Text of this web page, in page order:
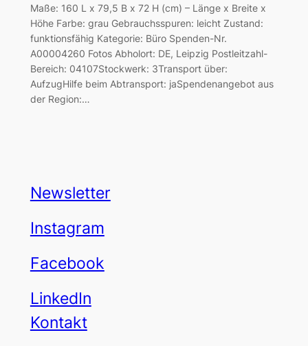
Maße: 160 L x 79,5 B x 72 H (cm) – Länge x Breite x
Höhe Farbe: grau Gebrauchsspuren: leicht Zustand:
funktionsfähig Kategorie: Büro Spenden-Nr.
A00004260 Fotos Abholort: DE, Leipzig Postleitzahl-
Bereich: 04107Stockwerk: 3Transport über:
AufzugHilfe beim Abtransport: jaSpendenangebot aus
der Region:…
Newsletter
Instagram
Facebook
LinkedIn
Kontakt